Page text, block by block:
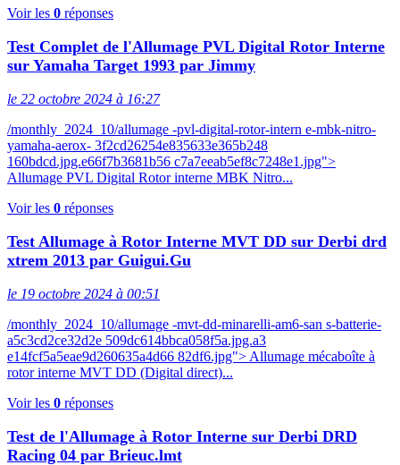
Voir les 0 réponses
Test Complet de l'Allumage PVL Digital Rotor Interne
sur Yamaha Target 1993 par Jimmy
le 22 octobre 2024 à 16:27
/monthly_2024_10/allumage -pvl-digital-rotor-intern e-mbk-nitro-
yamaha-aerox- 3f2cd26254e835633e365b248
160bdcd.jpg.e66f7b3681b56 c7a7eeab5ef8c7248e1.jpg">
Allumage PVL Digital Rotor interne MBK Nitro...
Voir les 0 réponses
Test Allumage à Rotor Interne MVT DD sur Derbi drd
xtrem 2013 par Guigui.Gu
le 19 octobre 2024 à 00:51
/monthly_2024_10/allumage -mvt-dd-minarelli-am6-san s-batterie-
a5c3cd2ce32d2e 509dc614bbca058f5a.jpg.a3
e14fcf5a5eae9d260635a4d66 82df6.jpg"> Allumage mécaboîte à
rotor interne MVT DD (Digital direct)...
Voir les 0 réponses
Test de l'Allumage à Rotor Interne sur Derbi DRD
Racing 04 par Brieuc.lmt